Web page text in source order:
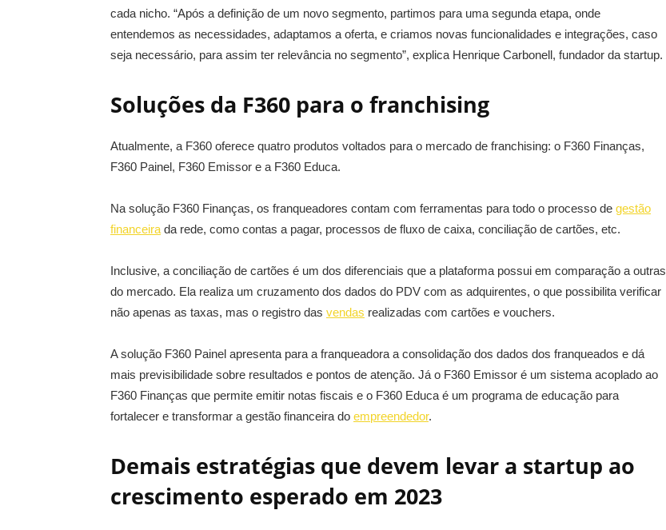
cada nicho. “Após a definição de um novo segmento, partimos para uma segunda etapa, onde
entendemos as necessidades, adaptamos a oferta, e criamos novas funcionalidades e integrações, caso
seja necessário, para assim ter relevância no segmento”, explica Henrique Carbonell, fundador da startup.
Soluções da F360 para o franchising
Atualmente, a F360 oferece quatro produtos voltados para o mercado de franchising: o F360 Finanças,
F360 Painel, F360 Emissor e a F360 Educa.
Na solução F360 Finanças, os franqueadores contam com ferramentas para todo o processo de gestão
financeira da rede, como contas a pagar, processos de fluxo de caixa, conciliação de cartões, etc.
Inclusive, a conciliação de cartões é um dos diferenciais que a plataforma possui em comparação a outras
do mercado. Ela realiza um cruzamento dos dados do PDV com as adquirentes, o que possibilita verificar
não apenas as taxas, mas o registro das vendas realizadas com cartões e vouchers.
A solução F360 Painel apresenta para a franqueadora a consolidação dos dados dos franqueados e dá
mais previsibilidade sobre resultados e pontos de atenção. Já o F360 Emissor é um sistema acoplado ao
F360 Finanças que permite emitir notas fiscais e o F360 Educa é um programa de educação para
fortalecer e transformar a gestão financeira do empreendedor.
Demais estratégias que devem levar a startup ao
crescimento esperado em 2023